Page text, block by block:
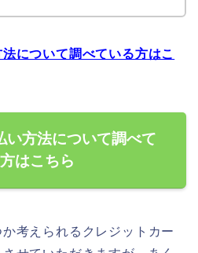
について調べている方はこ
い方法について調べて
はこちら
考えられるクレジットカー